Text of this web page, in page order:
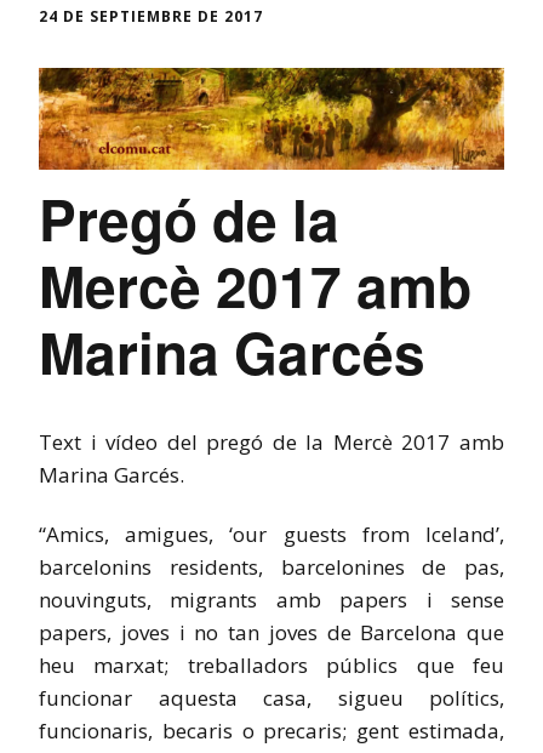
24 DE SEPTIEMBRE DE 2017
Pregó de la
Mercè 2017 amb
Marina Garcés
Text i vídeo del pregó de la Mercè 2017 amb
Marina Garcés.
“Amics, amigues, ‘our guests from Iceland’,
barcelonins residents, barcelonines de pas,
nouvinguts, migrants amb papers i sense
papers, joves i no tan joves de Barcelona que
heu marxat; treballadors públics que feu
funcionar aquesta casa, sigueu polítics,
funcionaris, becaris o precaris; gent estimada,